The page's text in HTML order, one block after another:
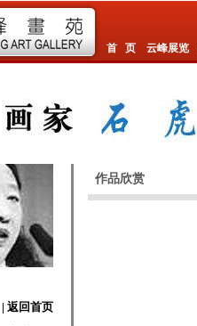
首 页 云峰展览
| 返回首页
作品欣赏